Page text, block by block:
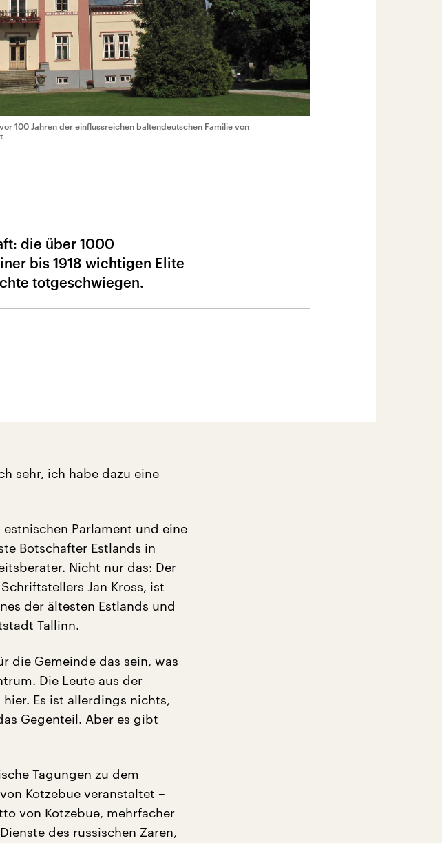
100 Jahren der einflussreichen baltendeutschen Familie von
die über 1000
bis 1918 wichtigen Elite
totgeschwiegen.
sehr, ich habe dazu eine
Parlament und eine
Botschafter Estlands in
Nicht nur das: Der
Jan Kross, ist
der ältesten Estlands und
Tallinn.
die Gemeinde das sein, was
Die Leute aus der
Es ist allerdings nichts,
Gegenteil. Aber es gibt
Tagungen zu dem
Kotzebue veranstaltet –
von Kotzebue, mehrfacher
des russischen Zaren,